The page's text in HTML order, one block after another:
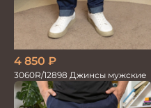
4 850 ₽
3060R/12898 Джинсы мужские